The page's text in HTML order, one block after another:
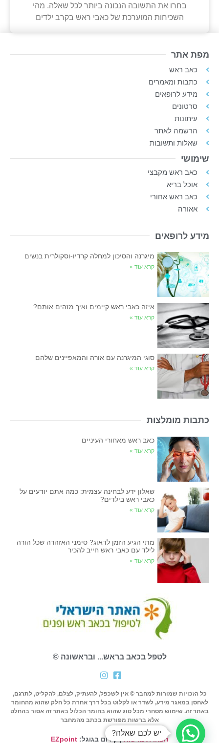
בחרו את התשובה הנכונה ביותר לכל שאלה. מהי
השכיחות המוערכת של כאבי ראש בקרב ילדים
מפת אתר
כאב ראש
כתבות ומאמרים
מידע לרופאים
סרטונים
עיתונות
הרשמה לאתר
שאלות ותשובות
שימושי
כאב ראש מקבצי
אוכל בריא
כאב ראש אחורי
אאורה
מידע לרופאים
מיגרנה והסיכון למחלה קרדיו-וסקולרית בנשים
קרא עוד »
איזה כאבי ראש קיימים ואיך מזהים אותם?
קרא עוד »
סוגי המיגרנה עם אורה והמאפיינים שלהם
קרא עוד »
כתבות מומלצות
כאב ראש מאחורי העיניים
קרא עוד »
שאלון ידע לבחינה עצמית: כמה אתם יודעים על
כאבי ראש בילדים?
קרא עוד »
מתי הגיע הזמן לדאוג? סימני האזהרה שכל הורה
לילד עם כאבי ראש חייב להכיר
קרא עוד »
לטפל בכאב בראש... ובראשונה ©
כל הזכויות שמורות למחבר © אין לשכפל, להעתיק, לצלם, להקליט, לתרגם,
לאחסן במאגר מידע, לשדר או לקלוט בכל דרך אחרת כל חלק שהוא מהחומר
באתר זה. שימוש מסחרי מכל סוג שהוא בחומר הכלול באתר זה אסור בהחלט
אלא ברשות מפורשת בכתב מהמחבר
הצהרת נגישות| קידום בגוגל: EZpoint
יש לכם שאלה?